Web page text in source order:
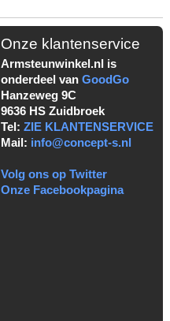
Onze klantenservice
Armsteunwinkel.nl is
onderdeel van GoodGo
Hanzeweg 9C
9636 HS Zuidbroek
Tel: ZIE KLANTENSERVICE
Mail: info@concept-s.nl
Volg ons op Twitter
Onze Facebookpagina